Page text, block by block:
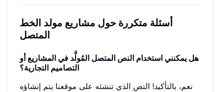
أسئلة متكررة حول مشاريع مولد الخط
المتصل
هل يمكنني استخدام النص المتصل المُولَّد في المشاريع أو
التصاميم التجارية؟
نعم، بالتأكيد! النص الذي تنشئه على موقعنا يتم إنشاؤه